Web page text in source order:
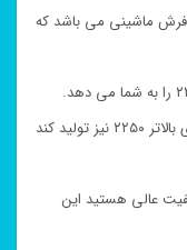
فرش ماشینی می باشد که
این دستگاه می تواند فرش ۷۰۰ شانه با تراکم های بالاتر ۲۲۵۰ نیز تولید کند
فرش ۷۰۰ شانه با تراکم ۲۲۵۰ با کیفیت عالی هستید این